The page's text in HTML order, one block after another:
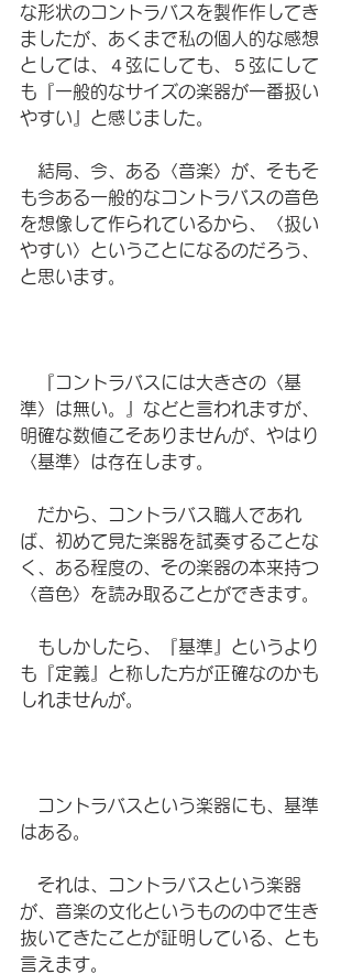
な形状のコントラバスを製作作してき
ましたが、あくまで私の個人的な感想
としては、４弦にしても、５弦にして
も『一般的なサイズの楽器が一番扱い
やすい』と感じました。
結局、今、ある〈音楽〉が、そもそ
も今ある一般的なコントラバスの音色
を想像して作られているから、〈扱い
やすい〉ということになるのだろう、
と思います。
『コントラバスには大きさの〈基
準〉は無い。』などと言われますが、
明確な数値こそありませんが、やはり
〈基準〉は存在します。
だから、コントラバス職人であれ
ば、初めて見た楽器を試奏することな
く、ある程度の、その楽器の本来持つ
〈音色〉を読み取ることができます。
もしかしたら、『基準』というより
も『定義』と称した方が正確なのかも
しれませんが。
コントラバスという楽器にも、基準
はある。
それは、コントラバスという楽器
が、音楽の文化というものの中で生き
抜いてきたことが証明している、とも
言えます。